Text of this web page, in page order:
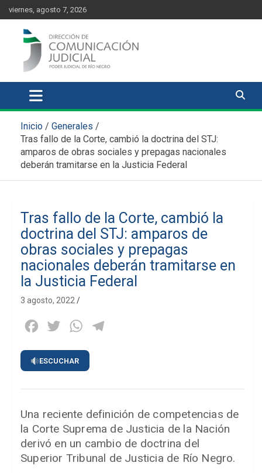
content
Skip
to
content
viernes, agosto 7, 2026
Comunicación Judicial
Inicio
Generales
Tras fallo de la Corte, cambió la doctrina del STJ:
amparos de obras sociales y prepagas nacionales
deberán tramitarse en la Justicia Federal
Tras fallo de la Corte, cambió la
doctrina del STJ: amparos de
obras sociales y prepagas
nacionales deberán tramitarse en
la Justicia Federal
3 agosto, 2022
Facebook
Twitter WhatsApp
ESCUCHAR
Una reciente definición de competencias de
la Corte Suprema de Justicia de la Nación
derivó en un cambio de doctrina del
Superior Tribunal de Justicia de Río Negro.